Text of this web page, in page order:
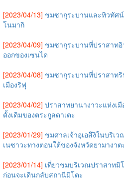
[2023/04/13] ชมซากุระบานและทิวทัศ
โนมากิ
[2023/04/09] ชมซากุระบานที่ปราสาท
ออกของเซนได
[2023/04/08] ชมซากุระบานที่ปราสาท
เมืองริฟุ
[2023/04/02] ปราสาทยานางาวะแห่งเ
ดั้งเดิมของตระกูลดาเตะ
[2023/01/29] ชมศาลเจ้าอุเอสึงิในบริเ
เนซาวะทางตอนใต้ของจังหวัดยามางา
[2023/01/14] เที่ยวชมบริเวณปราสาทมิ
ก่อนจะเดินกลับสถานีมิโตะ